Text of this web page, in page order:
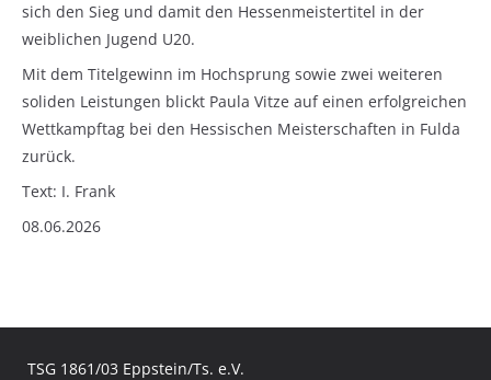
sich den Sieg und damit den Hessenmeistertitel in der
weiblichen Jugend U20.
Mit dem Titelgewinn im Hochsprung sowie zwei weiteren
soliden Leistungen blickt Paula Vitze auf einen erfolgreichen
Wettkampftag bei den Hessischen Meisterschaften in Fulda
zurück.
Text: I. Frank
08.06.2026
TSG 1861/03 Eppstein/Ts. e.V.